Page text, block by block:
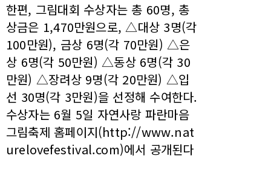
한편, 그림대회 수상자는 총 60명, 총
상금은 1,470만원으로, △대상 3명(각
100만원), 금상 6명(각 70만원) △은
상 6명(각 50만원) △동상 6명(각 30
만원) △장려상 9명(각 20만원) △입
선 30명(각 3만원)을 선정해 수여한다.
수상자는 6월 5일 자연사랑 파란마음
그림축제 홈페이지(http://www.nat
urelovefestival.com)에서 공개된다